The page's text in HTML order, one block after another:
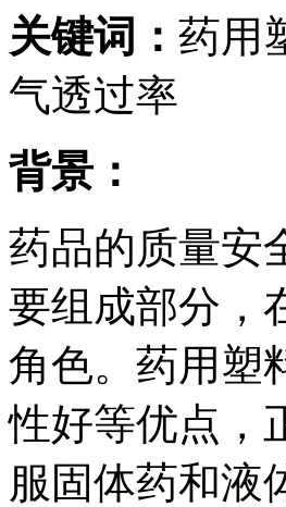
关键词： 药用
气透过率
背景：
药品的质量安
要组成部分，
角色。药用塑
性好等优点，
服固体药和液